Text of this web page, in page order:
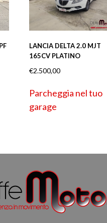
LANCIA DELTA 2.0 MJT
165CV PLATINO
€2.500,00
Parcheggia nel tuo
garage